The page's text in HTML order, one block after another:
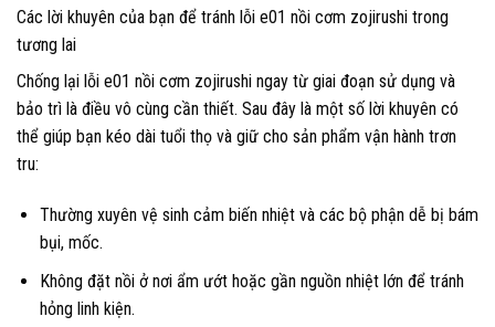
Các lời khuyên của bạn để tránh lỗi e01 nồi cơm zojirushi trong
tương lai
Chống lại lỗi e01 nồi cơm zojirushi ngay từ giai đoạn sử dụng và
bảo trì là điều vô cùng cần thiết. Sau đây là một số lời khuyên có
thể giúp bạn kéo dài tuổi thọ và giữ cho sản phẩm vận hành trơn
tru:
Thường xuyên vệ sinh cảm biến nhiệt và các bộ phận dễ bị bám
bụi, mốc.
Không đặt nồi ở nơi ẩm ướt hoặc gần nguồn nhiệt lớn để tránh
hỏng linh kiện.